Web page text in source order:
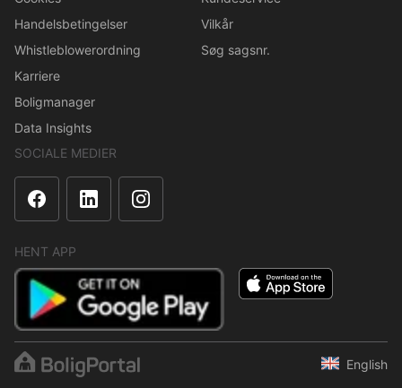
Handelsbetingelser
Whistleblowerordning
Karriere
Boligmanager
Data Insights
Vilkår
Søg sagsnr.
SOCIALE MEDIER
HENT APP
English